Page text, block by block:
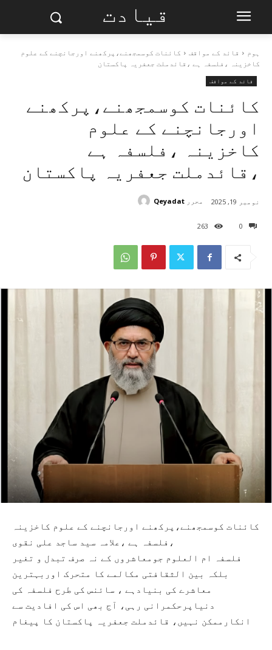
قیادت
ہوم قائد کے مواقف
کائنات کوسمجھنے،پرکھنے اورجانچنے کے علوم
کاخزینہ ،فلسفہ ہے ،قائدملت جعفریہ پاکستان
قائد کے مواقف
کائنات کوسمجھنے،پرکھنے
اورجانچنے کے علوم
کاخزینہ ،فلسفہ ہے
،قائدملت جعفریہ پاکستان
0
263
نومبر 19, 2025 محرر Qeyadat
کائنات کوسمجھنے،پرکھنے اورجانچنے کے علوم کاخزینہ
،فلسفہ ہے ،علامہ سید ساجد علی نقوی
فلسفہ ام العلوم جومعاشروں کے نہ صرف تبدل و تغیر
بلکہ بین الثقافتی مکالمے کا متحرک اوربہترین
معاشرے کی بنیادہے ، سائنس کی طرح فلسفہ کی
دنیاپرحکمرانی رہی، آج بھی اس کی افادیت سے
انکارممکن نہیں، قائدملت جعفریہ پاکستان کا پیغام